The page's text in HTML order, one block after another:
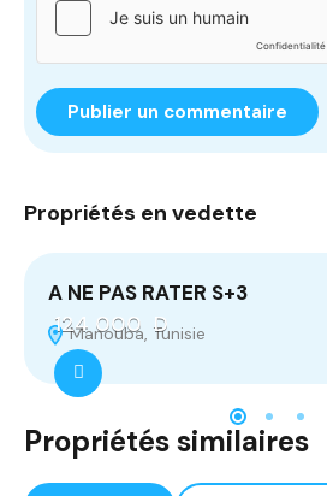
Propriétés en vedette
A NE PAS RATER S+3
Manouba, Tunisie
À Vendre
124 000 D
Propriétés similaires